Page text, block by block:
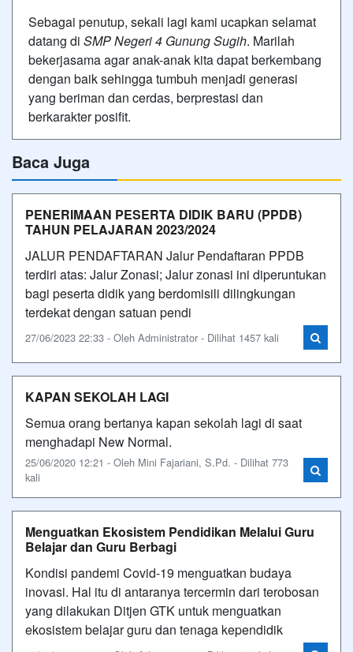
Sebagai penutup, sekali lagi kami ucapkan selamat
datang di SMP Negeri 4 Gunung Sugih. Marilah
bekerjasama agar anak-anak kita dapat berkembang
dengan baik sehingga tumbuh menjadi generasi
yang beriman dan cerdas, berprestasi dan
berkarakter posifit.
Baca Juga
PENERIMAAN PESERTA DIDIK BARU (PPDB)
TAHUN PELAJARAN 2023/2024
JALUR PENDAFTARAN Jalur Pendaftaran PPDB
terdiri atas: Jalur Zonasi; Jalur zonasi ini diperuntukan
bagi peserta didik yang berdomisili dilingkungan
terdekat dengan satuan pendi
27/06/2023 22:33 - Oleh Administrator - Dilihat 1457 kali
KAPAN SEKOLAH LAGI
Semua orang bertanya kapan sekolah lagi di saat
menghadapi New Normal.
25/06/2020 12:21 - Oleh Mini Fajariani, S.Pd. - Dilihat 773
kali
Menguatkan Ekosistem Pendidikan Melalui Guru
Belajar dan Guru Berbagi
Kondisi pandemi Covid-19 menguatkan budaya
inovasi. Hal itu di antaranya tercermin dari terobosan
yang dilakukan Ditjen GTK untuk menguatkan
ekosistem belajar guru dan tenaga kependidik